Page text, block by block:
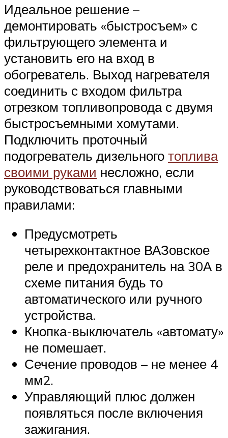
Идеальное решение –
демонтировать «быстросъем» с
фильтрующего элемента и
установить его на вход в
обогреватель. Выход нагревателя
соединить с входом фильтра
отрезком топливопровода с двумя
быстросъемными хомутами.
Подключить проточный
подогреватель дизельного топлива
своими руками несложно, если
руководствоваться главными
правилами:
Предусмотреть
четырехконтактное ВАЗовское
реле и предохранитель на 30А в
схеме питания будь то
автоматического или ручного
устройства.
Кнопка-выключатель «автомату»
не помешает.
Сечение проводов – не менее 4
мм2.
Управляющий плюс должен
появляться после включения
зажигания.